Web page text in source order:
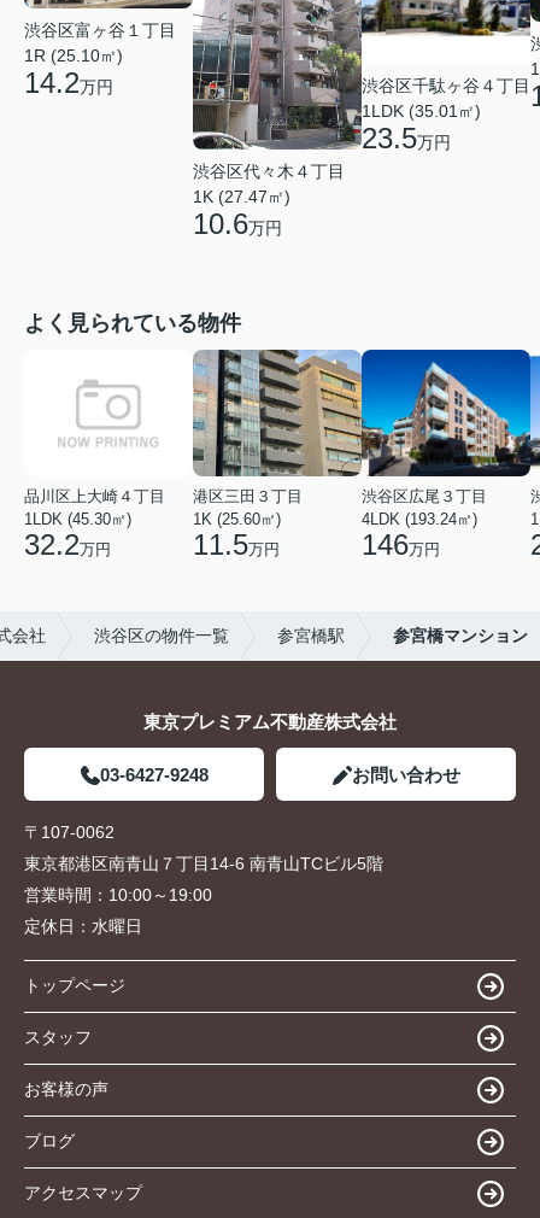
渋谷区富ヶ谷１丁目
1R (25.10㎡)
14.2万円
渋谷区代々木４丁目
1K (27.47㎡)
10.6万円
渋谷区千駄ヶ谷４丁目
1LDK (35.01㎡)
23.5万円
よく見られている物件
品川区上大崎４丁目
1LDK (45.30㎡)
32.2万円
港区三田３丁目
1K (25.60㎡)
11.5万円
渋谷区広尾３丁目
4LDK (193.24㎡)
146万円
会社 渋谷区の物件一覧 参宮橋駅 参宮橋マンション
東京プレミアム不動産株式会社
03-6427-9248 お問い合わせ
〒107-0062
東京都港区南青山７丁目14-6 南青山TCビル5階
営業時間： 10:00～19:00
定休日： 水曜日
トップページ
スタッフ
お客様の声
ブログ
アクセスマップ